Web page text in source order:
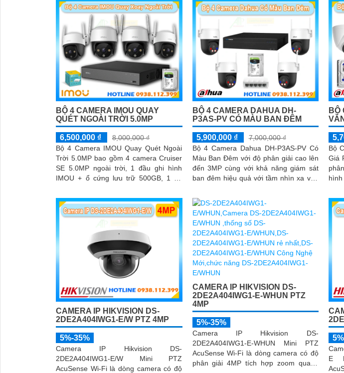
BỘ 4 CAMERA IMOU QUAY
QUÉT NGOÀI TRỜI 5.0MP
6,500,000 ₫
8,000,000 ₫
Bộ 4 Camera IMOU Quay Quét Ngoài
Trời 5.0MP bao gồm 4 camera Cruiser
SE 5.0MP ngoài trời, 1 đầu ghi hình
IMOU + ổ cứng lưu trữ 500GB, 1 bộ
BỘ 4 CAMERA DAHUA DH-
P3AS-PV CÓ MÀU BAN ĐÊM
5,900,000 ₫
7,000,000 ₫
Bộ 4 Camera Dahua DH-P3AS-PV Có
Màu Ban Đêm với độ phân giải cao lên
đến 3MP cùng với khả năng giám sát
ban đêm hiệu quả với tầm nhìn xa vào
khả năng giúp đàm thoại âm thanh 2
chiều và báo động răng de chủ động
khi phát hiện xâm nhập
BỘ
Bộ
Giá
hình
với
2
CAMERA IP HIKVISION DS-
2DE2A404IWG1-E/W PTZ 4MP
5%-35%
Camera IP Hikvision DS-
2DE2A404IWG1-E/W Mini PTZ
AcuSense Wi-Fi là dòng camera có độ
CAMERA IP HIKVISION DS-
2DE2A404IWG1-E-WHUN PTZ
4MP
5%-35%
Camera IP Hikvision DS-
2DE2A404IWG1-E-WHUN Mini PTZ
AcuSense Wi-Fi là dòng camera có độ
phân giải 4MP tích hợp zoom quang
E